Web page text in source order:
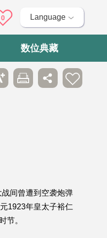
0 Language
数位典藏
间曾遭到空袭炮弹
1923年皇太子裕仁
节。